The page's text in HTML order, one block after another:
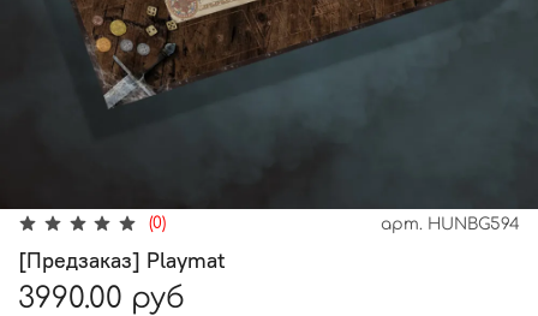
(0) арт. HUNBG594
[Предзаказ] Playmat
3990.00 руб